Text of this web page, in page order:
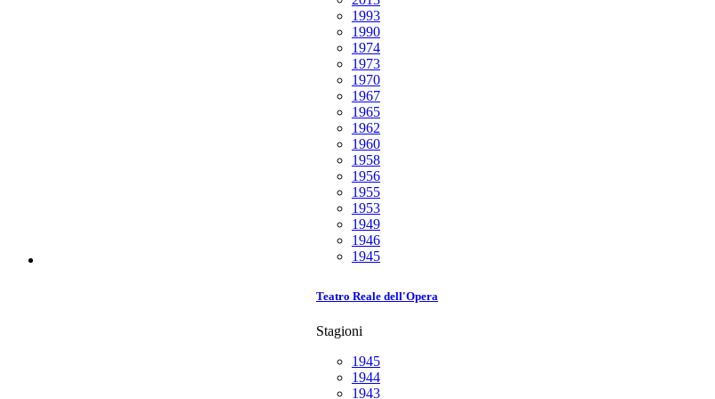
1993
1990
1974
1973
1970
1967
1965
1962
1960
1958
1956
1955
1953
1949
1946
1945
Teatro Reale dell'Opera
Stagioni
1945
1944
1943